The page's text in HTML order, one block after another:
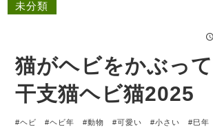
未分類
猫がヘビをかぶっ
干支猫ヘビ猫2025
#ヘビ #ヘビ年 #動物 #可愛い #小さい #巳年